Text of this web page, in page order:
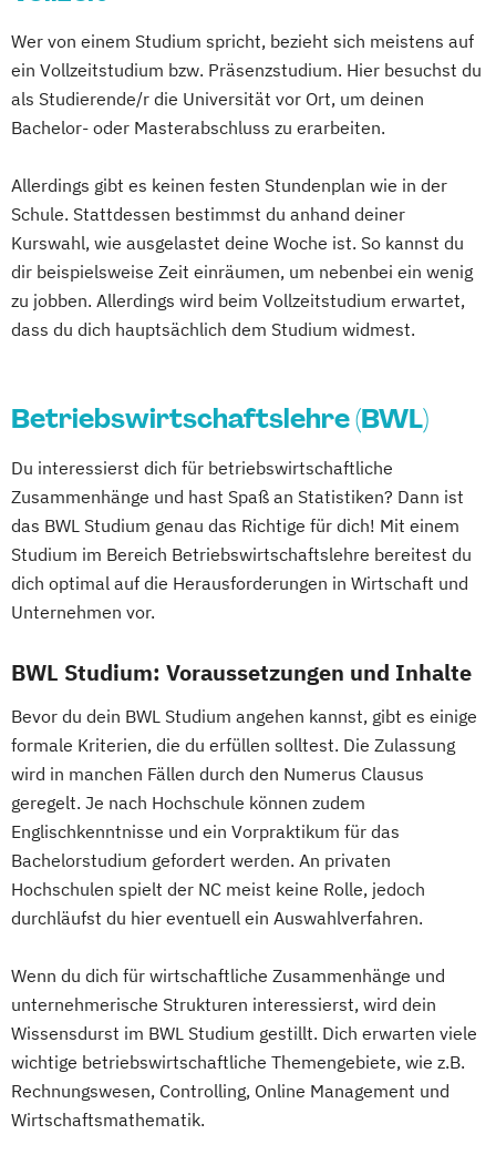
Wer von einem Studium spricht, bezieht sich meistens auf
ein Vollzeitstudium bzw. Präsenzstudium. Hier besuchst du
als Studierende/r die Universität vor Ort, um deinen
Bachelor- oder Masterabschluss zu erarbeiten.
Allerdings gibt es keinen festen Stundenplan wie in der
Schule. Stattdessen bestimmst du anhand deiner
Kurswahl, wie ausgelastet deine Woche ist. So kannst du
dir beispielsweise Zeit einräumen, um nebenbei ein wenig
zu jobben. Allerdings wird beim Vollzeitstudium erwartet,
dass du dich hauptsächlich dem Studium widmest.
Betriebswirtschaftslehre (BWL)
Du interessierst dich für betriebswirtschaftliche
Zusammenhänge und hast Spaß an Statistiken? Dann ist
das BWL Studium genau das Richtige für dich! Mit einem
Studium im Bereich Betriebswirtschaftslehre bereitest du
dich optimal auf die Herausforderungen in Wirtschaft und
Unternehmen vor.
BWL Studium: Voraussetzungen und Inhalte
Bevor du dein BWL Studium angehen kannst, gibt es einige
formale Kriterien, die du erfüllen solltest. Die Zulassung
wird in manchen Fällen durch den Numerus Clausus
geregelt. Je nach Hochschule können zudem
Englischkenntnisse und ein Vorpraktikum für das
Bachelorstudium gefordert werden. An privaten
Hochschulen spielt der NC meist keine Rolle, jedoch
durchläufst du hier eventuell ein Auswahlverfahren.
Wenn du dich für wirtschaftliche Zusammenhänge und
unternehmerische Strukturen interessierst, wird dein
Wissensdurst im BWL Studium gestillt. Dich erwarten viele
wichtige betriebswirtschaftliche Themengebiete, wie z.B.
Rechnungswesen, Controlling, Online Management und
Wirtschaftsmathematik.